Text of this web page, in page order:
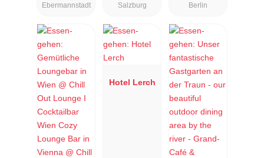
Ebermannstadt
Salzburg Berlin
Hotel Lerch